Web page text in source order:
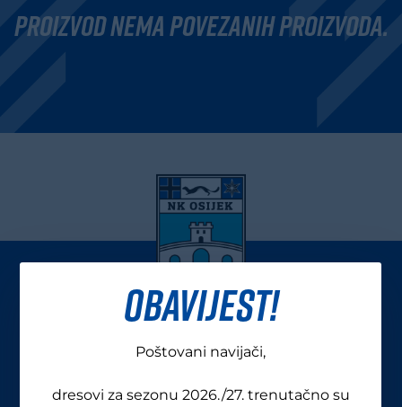
OBAVIJEST!
Poštovani navijači,
dresovi za sezonu 2026./27. trenutačno su
Proizvod nema povezanih proizvoda.